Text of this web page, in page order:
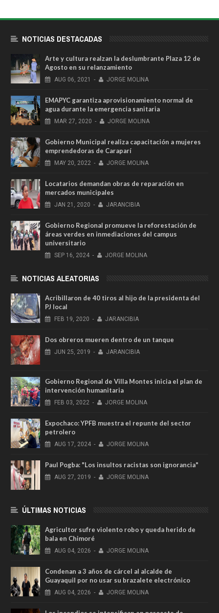
NOTICIAS DESTACADAS
Arte y cultura realzan la deslumbrante Plaza 12 de
Agosto en su relanzamiento
AUG 06, 2021 - JORGE MOLINA
EMAPYC garantiza aprovisionamiento normal de
agua durante la emergencia sanitaria
MAR 27, 2020 - JORGE MOLINA
Gobierno Municipal realiza capacitación a mujeres
emprendedoras de Caraparí
MAY 20, 2022 - JORGE MOLINA
Locatarios demandan obras de reparación en
mercados municipales
JAN 21, 2020 - JARANCIBIA
Gobierno Regional promueve la reforestación de
áreas verdes en inmediaciones del campus
universitario
SEP 16, 2024 - JORGE MOLINA
NOTICIAS ALEATORIAS
Acribillaron de 40 tiros al hijo de la presidenta del
PJ local
FEB 19, 2020 - JARANCIBIA
Dos obreros mueren dentro de un tanque
JUN 25, 2019 - JARANCIBIA
Gobierno Regional de Villa Montes inicia el plan de
intervención humanitaria
FEB 03, 2022 - JORGE MOLINA
Expochaco: YPFB muestra el repunte del sector
petrolero
AUG 17, 2024 - JORGE MOLINA
Paul Pogba: "Los insultos racistas son ignorancia"
AUG 27, 2019 - JORGE MOLINA
ÚLTIMAS NOTICIAS
Agricultor sufre violento robo y queda herido de
bala en Chimoré
AUG 04, 2026 - JORGE MOLINA
Condenan a 3 años de cárcel al alcalde de
Guayaquil por no usar su brazalete electrónico
AUG 04, 2026 - JORGE MOLINA